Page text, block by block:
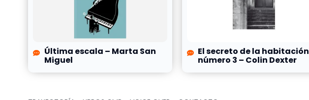
Última escala – Marta San
Miguel
El secreto de la habitación
número 3 – Colin Dexter